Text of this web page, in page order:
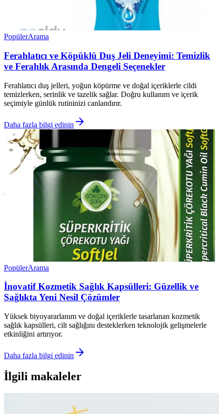
PopülerArama
Ferahlatıcı ve Köpüklü Duş Jeli Deneyimi: Temizlik
ve Ferahlık Arasında Dengeli Seçenekler
Ferahlatıcı duş jelleri, yoğun köpürme ve doğal içeriklerle cildi
temizlerken, serinlik ve tazelik sağlar. Doğru kullanım ve içerik
seçimiyle günlük rutininizi canlandırır.
Daha fazla bilgi edinin
PopülerArama
İnovatif Kozmetik Sağlık Kapsülleri: Güzellik ve
Sağlıkta Yeni Nesil Çözümler
Yüksek biyoyararlanım ve doğal içeriklerle tasarlanan kozmetik
sağlık kapsülleri, cilt sağlığını desteklerken teknolojik gelişmelerle
etkinliğini artırıyor.
Daha fazla bilgi edinin
İlgili makaleler